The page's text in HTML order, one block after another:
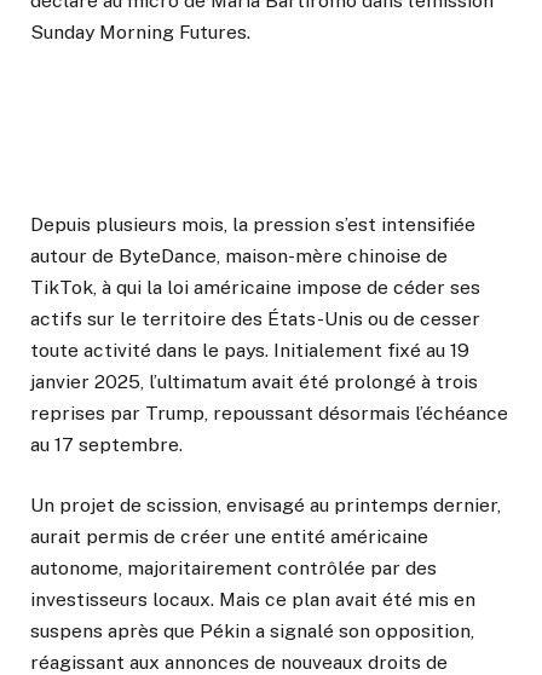
Sunday Morning Futures.
Depuis plusieurs mois, la pression s’est intensifiée
autour de ByteDance, maison-mère chinoise de
TikTok, à qui la loi américaine impose de céder ses
actifs sur le territoire des États-Unis ou de cesser
toute activité dans le pays. Initialement fixé au 19
janvier 2025, l’ultimatum avait été prolongé à trois
reprises par Trump, repoussant désormais l’échéance
au 17 septembre.
Un projet de scission, envisagé au printemps dernier,
aurait permis de créer une entité américaine
autonome, majoritairement contrôlée par des
investisseurs locaux. Mais ce plan avait été mis en
suspens après que Pékin a signalé son opposition,
réagissant aux annonces de nouveaux droits de